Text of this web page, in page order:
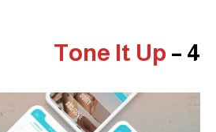
4 –
Tone It Up